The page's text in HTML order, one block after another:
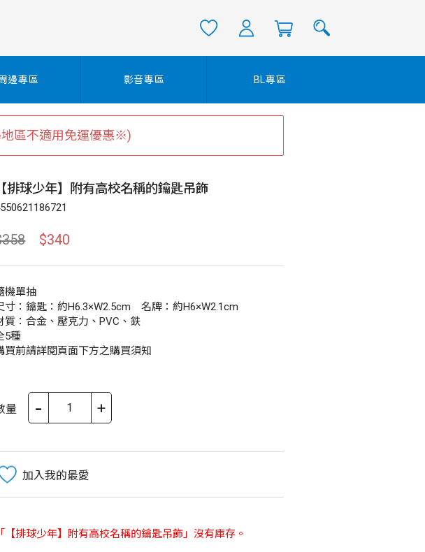
邊專區 影音專區 BL專區
區不適用免運優惠※)
【排球少年】附有高校名稱的鑰匙吊飾
$340
機單抽
寸：鑰匙：約H6.3×W2.5cm 名牌：約H6×W2.1cm
質：合金、壓克力、PVC、鉄
5種
買前請詳閱頁面下方之購買須知
量 - +
加入我的最愛
「【排球少年】附有高校名稱的鑰匙吊飾」沒有庫存。